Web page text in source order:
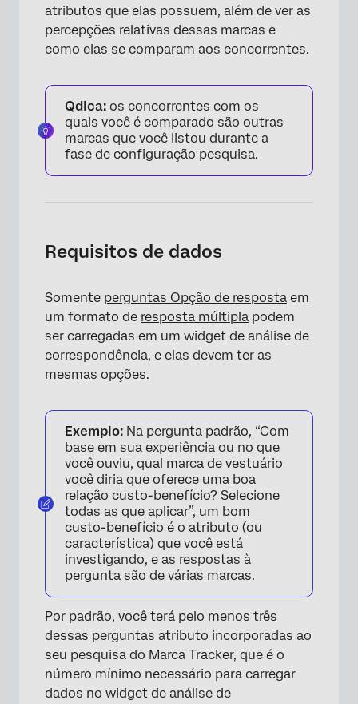
Opções adicionais
Interpretação
atributos que elas possuem, além de ver as
percepções relativas dessas marcas e
como elas se comparam aos concorrentes.
Qdica: os concorrentes com os
quais você é comparado são outras
marcas que você listou durante a
fase de configuração pesquisa.
Requisitos de dados
Somente perguntas Opção de resposta em
um formato de resposta múltipla podem
ser carregadas em um widget de análise de
correspondência, e elas devem ter as
mesmas opções.
Exemplo: Na pergunta padrão, “Com
base em sua experiência ou no que
você ouviu, qual marca de vestuário
você diria que oferece uma boa
relação custo-benefício? Selecione
todas as que aplicar”, um bom
custo-benefício é o atributo (ou
característica) que você está
investigando, e as respostas à
pergunta são de várias marcas.
Por padrão, você terá pelo menos três
dessas perguntas atributo incorporadas ao
seu pesquisa do Marca Tracker, que é o
número mínimo necessário para carregar
dados no widget de análise de